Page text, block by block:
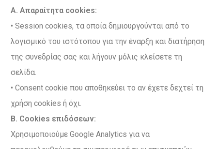
Α. Απαραίτητα cookies:
• Session cookies, τα οποία δημιουργούνται από το
λογισμικό του ιστότοπου για την έναρξη και διατήρηση
της συνεδρίας σας και λήγουν μόλις κλείσετε τη
σελίδα.
• Consent cookie που αποθηκεύει το αν έχετε δεχτεί τη
χρήση cookies ή όχι.
Β. Cookies επιδόσεων:
Χρησιμοποιούμε Google Analytics για να